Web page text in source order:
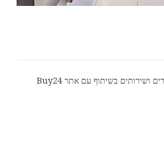
Buy24